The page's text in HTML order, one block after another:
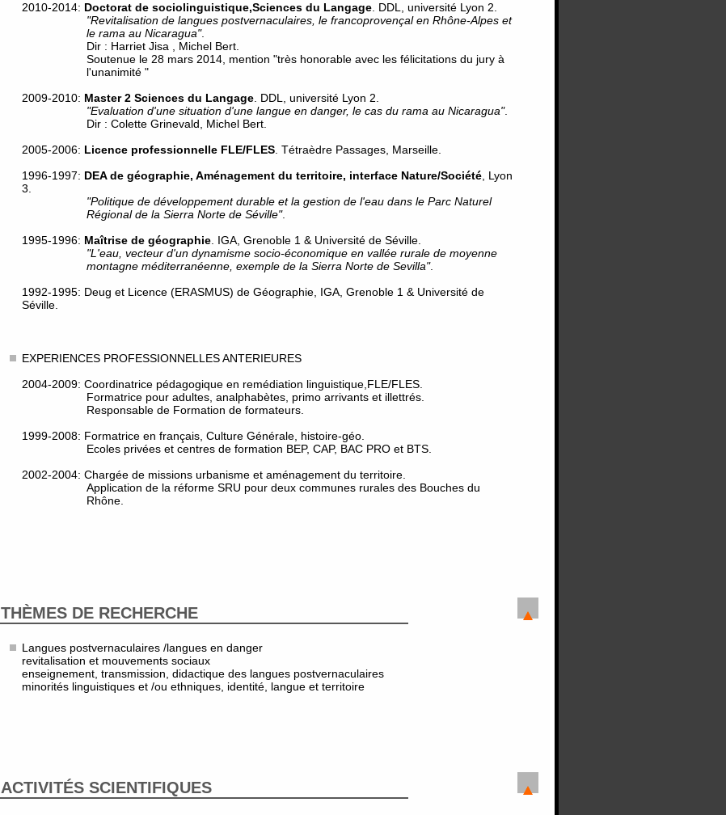
2010-2014: Doctorat de sociolinguistique,Sciences du Langage . DDL, université Lyon 2.
"Revitalisation de langues postvernaculaires, le francoprovençal en Rhône-Alpes et
le rama au Nicaragua".
Dir : Harriet Jisa , Michel Bert.
Soutenue le 28 mars 2014, mention "très honorable avec les félicitations du jury à
l'unanimité "
2009-2010: Master 2 Sciences du Langage . DDL, université Lyon 2.
"Evaluation d'une situation d'une langue en danger, le cas du rama au Nicaragua".
Dir : Colette Grinevald, Michel Bert.
2005-2006: Licence professionnelle FLE/FLES . Tétraèdre Passages, Marseille.
1996-1997: DEA de géographie, Aménagement du territoire, interface Nature/Société , Lyon
3.
"Politique de développement durable et la gestion de l'eau dans le Parc Naturel
Régional de la Sierra Norte de Séville".
1995-1996: Maîtrise de géographie . IGA, Grenoble 1 & Université de Séville.
"L'eau, vecteur d'un dynamisme socio-économique en vallée rurale de moyenne
montagne méditerranéenne, exemple de la Sierra Norte de Sevilla".
1992-1995: Deug et Licence (ERASMUS) de Géographie, IGA, Grenoble 1 & Université de
Séville.
EXPERIENCES PROFESSIONNELLES ANTERIEURES
2004-2009: Coordinatrice pédagogique en remédiation linguistique,FLE/FLES.
Formatrice pour adultes, analphabètes, primo arrivants et illettrés.
Responsable de Formation de formateurs.
1999-2008: Formatrice en français, Culture Générale, histoire-géo.
Ecoles privées et centres de formation BEP, CAP, BAC PRO et BTS.
2002-2004: Chargée de missions urbanisme et aménagement du territoire.
Application de la réforme SRU pour deux communes rurales des Bouches du
Rhône.
THÈMES DE RECHERCHE
Langues postvernaculaires /langues en danger
revitalisation et mouvements sociaux
enseignement, transmission, didactique des langues postvernaculaires
minorités linguistiques et /ou ethniques, identité, langue et territoire
ACTIVITÉS SCIENTIFIQUES